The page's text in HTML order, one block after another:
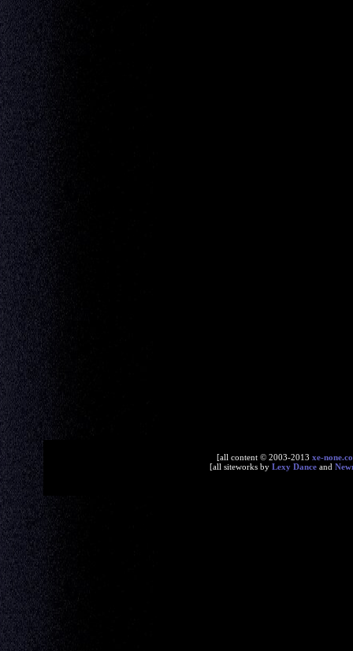
[all content © 2003-2013 xe-
[all siteworks by Lexy Danceand